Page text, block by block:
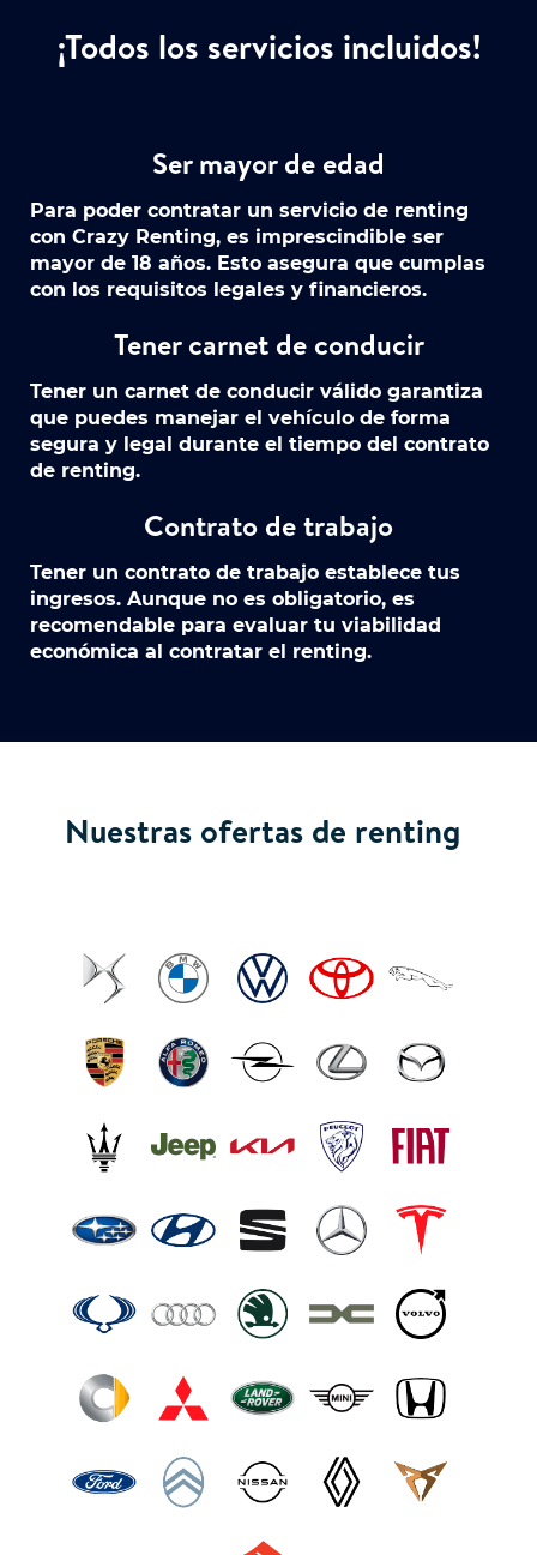
¡Todos los servicios incluidos!
Ser mayor de edad
Para poder contratar un servicio de renting
con Crazy Renting, es imprescindible ser
mayor de 18 años. Esto asegura que cumplas
con los requisitos legales y financieros.
Tener carnet de conducir
Tener un carnet de conducir válido garantiza
que puedes manejar el vehículo de forma
segura y legal durante el tiempo del contrato
de renting.
Contrato de trabajo
Tener un contrato de trabajo establece tus
ingresos. Aunque no es obligatorio, es
recomendable para evaluar tu viabilidad
económica al contratar el renting.
Nuestras ofertas de renting